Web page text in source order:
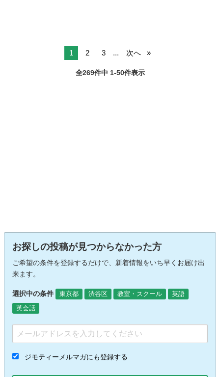
1 2 3 ... 次へ
全269件中 1-50件表示
お探しの投稿が見つからなかった方
ご希望の条件を登録するだけで、新着情報をいち早くお届け出
来ます。
選択中の条件 東京都 渋谷区 教室・スクール
英語
英会話
ジモティーメルマガにも登録する